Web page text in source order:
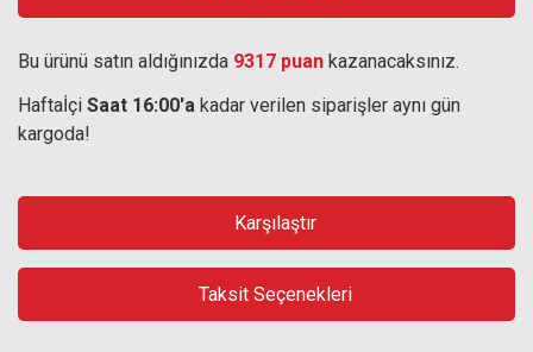
Bu ürünü satın aldığınızda 9317 puan kazanacaksınız.
Haftaİçi Saat 16:00'a kadar verilen siparişler aynı gün
kargoda!
Karşılaştır
Taksit Seçenekleri